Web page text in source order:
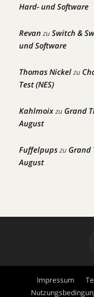
Hard- und Software
Revan zuSwitch &
und Software
Thomas Nickelzu
Test (NES)
KahlmoixzuGrand
August
FuffelpupszuGrand
August
Impressum